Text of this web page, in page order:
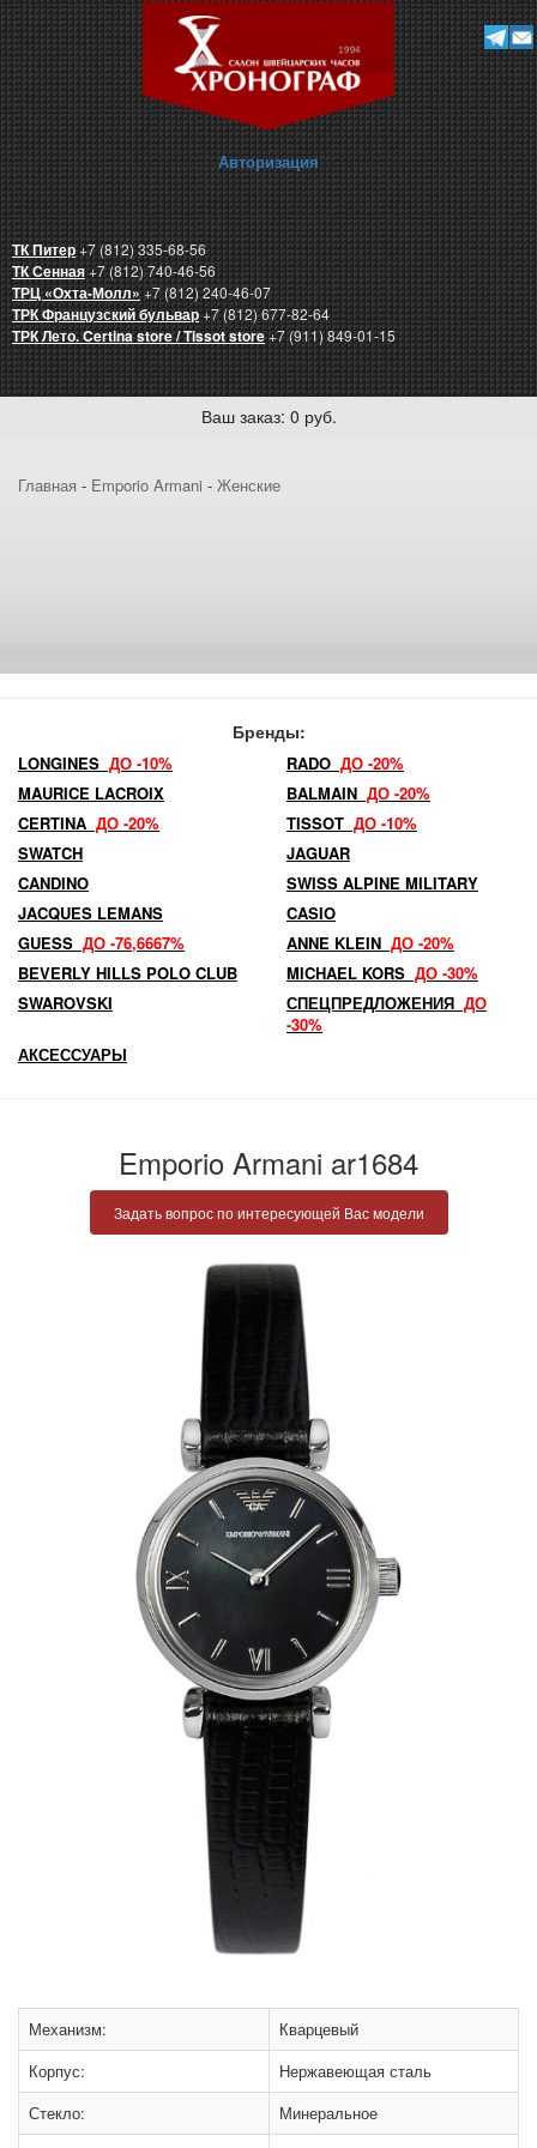
Авторизация
ТК Питер+7 (812) 335-68-56
ТК Сенная+7 (812) 740-46-56
ТРЦ «Охта-Молл»+7 (812) 240-46-07
ТРК Французский бульвар+7 (812) 677-82-64
ТРК Лето. Certina store / Tissot store+7 (911) 849-01-15
Ваш заказ: 0 руб.
Главная - Emporio Armani - Женские
Бренды:
LONGINES ДО -10% RADO ДО -20%
MAURICE LACROIX
BALMAIN ДО -20%
CERTINA ДО -20% TISSOT ДО -10%
SWATCH
JAGUAR
CANDINO
SWISS ALPINE MILITARY
JACQUES LEMANS
CASIO
GUESS ДО -76,6667% ANNE KLEIN ДО -20%
BEVERLY HILLS POLO CLUB
MICHAEL KORS ДО -30%
SWAROVSKI
СПЕЦПРЕДЛОЖЕНИЯ ДО
-30%
АКСЕССУАРЫ
Emporio Armani ar1684
Задать вопрос по интересующей Вас модели
Механизм:
Кварцевый
Корпус:
Нержавеющая сталь
Стекло:
Минеральное